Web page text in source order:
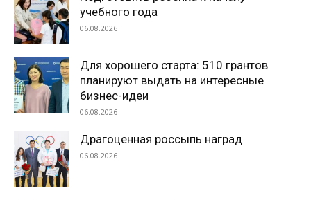
учебного года
06.08.2026
Для хорошего старта: 510 грантов
планируют выдать на интересные
бизнес-идеи
06.08.2026
Драгоценная россыпь наград
06.08.2026